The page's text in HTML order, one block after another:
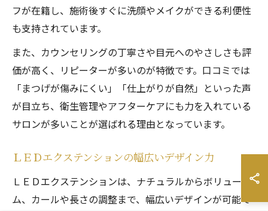
フが在籍し、施術後すぐに洗顔やメイクができる利便性
も支持されています。
また、カウンセリングの丁寧さや目元へのやさしさも評
価が高く、リピーターが多いのが特徴です。口コミでは
「まつげが傷みにくい」「仕上がりが自然」といった声
が目立ち、衛生管理やアフターケアにも力を入れている
サロンが多いことが選ばれる理由となっています。
ＬＥＤエクステンションの幅広いデザイン力
ＬＥＤエクステンションは、ナチュラルからボリュー
ム、カールや長さの調整まで、幅広いデザインが可能で